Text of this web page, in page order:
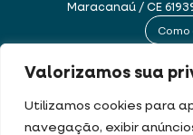
Valorizamos sua
Utilizamos cookies para
navegação, exibir
Maracanaú / CE
Como
(85)